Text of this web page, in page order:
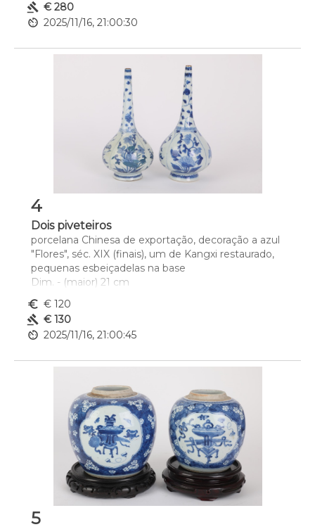
gavel € 280
av_timer 2025/11/16, 21:00:30
4
Dois piveteiros
porcelana Chinesa de exportação, decoração a azul
"Flores", séc. XIX (finais), um de Kangxi restaurado,
pequenas esbeiçadelas na base
Dim. - (maior) 21 cm
euro_symbol € 120
gavel € 130
av_timer 2025/11/16, 21:00:45
5